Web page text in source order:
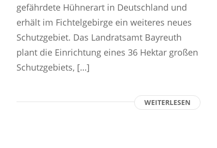
gefährdete Hühnerart in Deutschland und
erhält im Fichtelgebirge ein weiteres neues
Schutzgebiet. Das Landratsamt Bayreuth
plant die Einrichtung eines 36 Hektar großen
Schutzgebiets, […]
WEITERLESEN